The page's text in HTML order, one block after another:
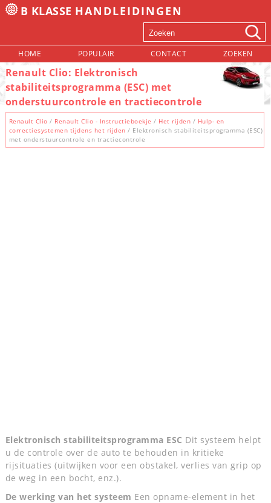
B KLASSE HANDLEIDINGEN
HOME POPULAIR CONTACT ZOEKEN
Renault Clio: Elektronisch
stabiliteitsprogramma (ESC) met
onderstuurcontrole en tractiecontrole
Renault Clio / Renault Clio - Instructieboekje / Het rijden / Hulp- en
correctiesystemen tijdens het rijden / Elektronisch stabiliteitsprogramma (ESC)
met onderstuurcontrole en tractiecontrole
Elektronisch stabiliteitsprogramma ESC Dit systeem helpt
u de controle over de auto te behouden in kritieke
rijsituaties (uitwijken voor een obstakel, verlies van grip op
de weg in een bocht, enz.).
De werking van het systeem Een opname-element in het